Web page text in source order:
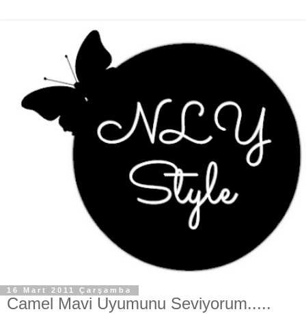
16 Mart 2011 Çarşamba
Camel Mavi Uyumunu Seviyorum.....